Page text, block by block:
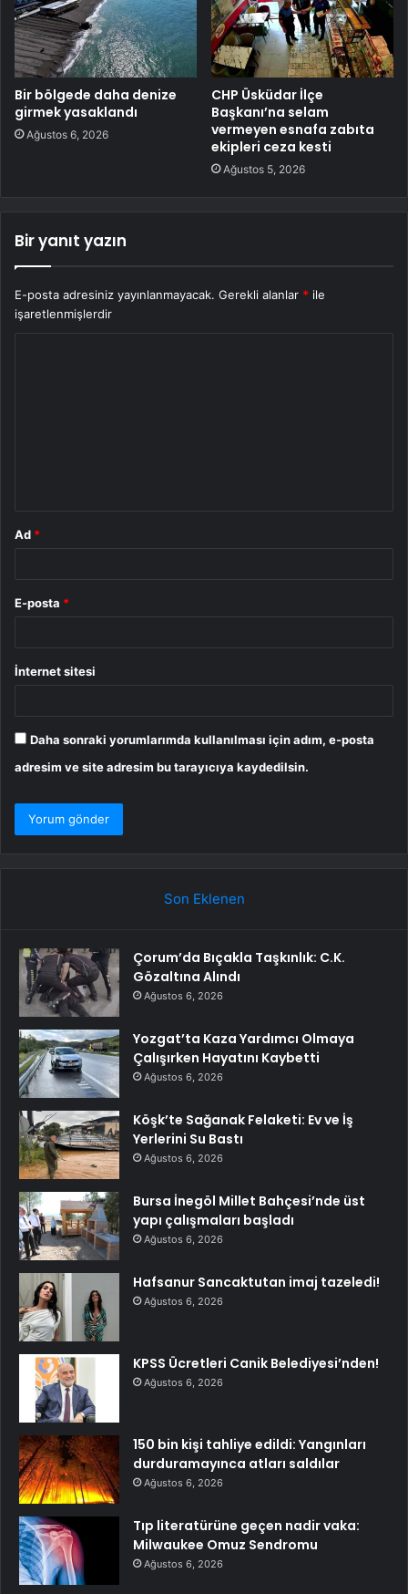
Bir bölgede daha denize
girmek yasaklandı
Ağustos 6, 2026
CHP Üsküdar İlçe
Başkanı’na selam
vermeyen esnafa zabıta
ekipleri ceza kesti
Ağustos 5, 2026
Bir yanıt yazın
E-posta adresiniz yayınlanmayacak. Gerekli alanlar * ile
işaretlenmişlerdir
Ad *
E-posta *
İnternet sitesi
Daha sonraki yorumlarımda kullanılması için adım, e-posta
adresim ve site adresim bu tarayıcıya kaydedilsin.
Son Eklenen
Çorum’da Bıçakla Taşkınlık: C.K.
Gözaltına Alındı
Ağustos 6, 2026
Yozgat’ta Kaza Yardımcı Olmaya
Çalışırken Hayatını Kaybetti
Ağustos 6, 2026
Köşk’te Sağanak Felaketi: Ev ve İş
Yerlerini Su Bastı
Ağustos 6, 2026
Bursa İnegöl Millet Bahçesi’nde üst
yapı çalışmaları başladı
Ağustos 6, 2026
Hafsanur Sancaktutan imaj tazeledi!
Ağustos 6, 2026
KPSS Ücretleri Canik Belediyesi’nden!
Ağustos 6, 2026
150 bin kişi tahliye edildi: Yangınları
durduramayınca atları saldılar
Ağustos 6, 2026
Tıp literatürüne geçen nadir vaka:
Milwaukee Omuz Sendromu
Ağustos 6, 2026